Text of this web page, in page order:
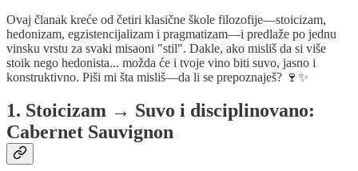
Ovaj članak kreće od četiri klasične škole filozofije—stoicizam,
hedonizam, egzistencijalizam i pragmatizam—i predlaže po jednu
vinsku vrstu za svaki misaoni "stil". Dakle, ako misliš da si više
stoik nego hedonista... možda će i tvoje vino biti suvo, jasno i
konstruktivno. Piši mi šta misliš—da li se prepoznaješ? 🍷✨
1. Stoicizam → Suvo i disciplinovano:
Cabernet Sauvignon